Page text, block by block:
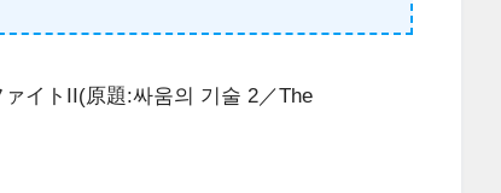
イトII(原題:싸움의 기술 2／The